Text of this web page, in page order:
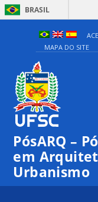
BRASIL
MAPA DO SITE
PósARQ –
em
Urbanismo